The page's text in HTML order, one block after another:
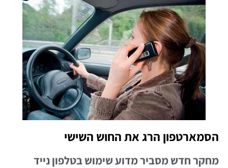
הסמארטפון הרג את החוש השישי
מחקר חדש מסביר מדוע שימוש בטלפון נייד